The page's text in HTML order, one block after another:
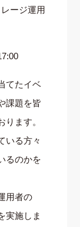
ージ運用
てたイベ
課題を皆
ます。
いる方々
るのかを
用者の
実施しま